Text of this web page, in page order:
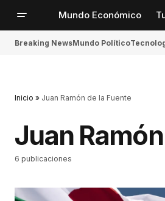
Mundo Económico
Breaking NewsMundo Político
Inicio » Juan Ramón de la Fuente
Juan
6 publicaciones